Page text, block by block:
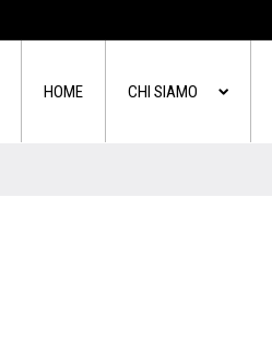
HOME CHI SIAMO